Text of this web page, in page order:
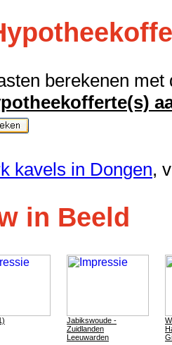
berekenen
kavels in Dongen,
in Beeld
Jabikswoude -
Zuidlanden
Leeuwarden